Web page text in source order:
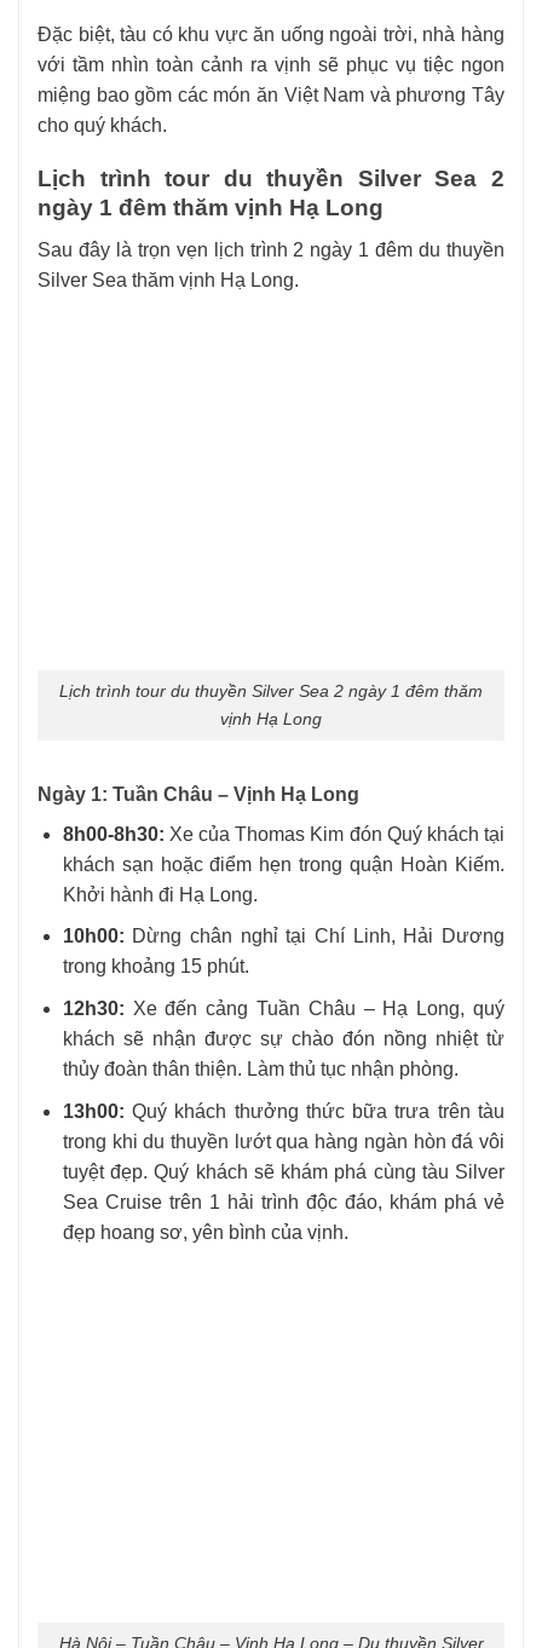
Đặc biệt, tàu có khu vực ăn uống ngoài trời, nhà hàng
với tầm nhìn toàn cảnh ra vịnh sẽ phục vụ tiệc ngon
miệng bao gồm các món ăn Việt Nam và phương Tây
cho quý khách.
Lịch trình tour du thuyền Silver Sea 2
ngày 1 đêm thăm vịnh Hạ Long
Sau đây là trọn vẹn lịch trình 2 ngày 1 đêm du thuyền
Silver Sea thăm vịnh Hạ Long.
Lịch trình tour du thuyền Silver Sea 2 ngày 1 đêm thăm
vịnh Hạ Long
Ngày 1: Tuần Châu – Vịnh Hạ Long
8h00-8h30: Xe của Thomas Kim đón Quý khách tại
khách sạn hoặc điểm hẹn trong quận Hoàn Kiếm.
Khởi hành đi Hạ Long.
10h00: Dừng chân nghỉ tại Chí Linh, Hải Dương
trong khoảng 15 phút.
12h30: Xe đến cảng Tuần Châu – Hạ Long, quý
khách sẽ nhận được sự chào đón nồng nhiệt từ
thủy đoàn thân thiện. Làm thủ tục nhận phòng.
13h00:Quý khách thưởng thức bữa trưa trên tàu
trong khi du thuyền lướt qua hàng ngàn hòn đá vôi
tuyệt đẹp. Quý khách sẽ khám phá cùng tàu Silver
Sea Cruise trên 1 hải trình độc đáo, khám phá vẻ
đẹp hoang sơ, yên bình của vịnh.
Hà Nội – Tuần Châu – Vịnh Hạ Long – Du thuyền Silver